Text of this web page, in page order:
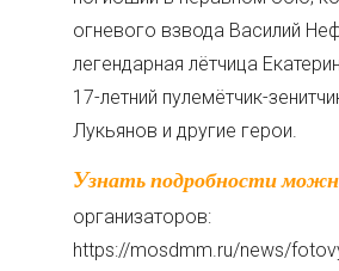
огневого взвода Василий
легендарная лётчица
17-летний пулемётчик-
Лукьянов и другие герои.
Узнать подробности можно на сайте
организаторов:
https://mosdmm.ru/news/